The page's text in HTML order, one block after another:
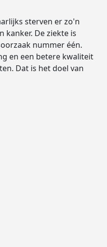
sterven er zo'n
kanker. De ziekte is
nummer één.
en een betere kwaliteit
Dat is het doel van